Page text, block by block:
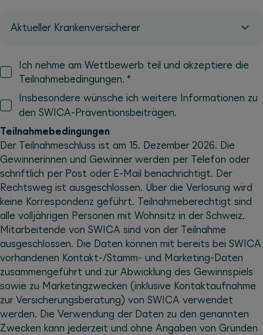
Aktueller Krankenversicherer
Ich nehme am Wettbewerb teil und akzeptiere die
Teilnahmebedingungen. *
Insbesondere wünsche ich weitere Informationen zu
den SWICA-Präventionsbeiträgen.
Teilnahmebedingungen
Der Teilnahmeschluss ist am 15. Dezember 2026. Die
Gewinnerinnen und Gewinner werden per Telefon oder
schriftlich per Post oder E-Mail benachrichtigt. Der
Rechtsweg ist ausgeschlossen. Über die Verlosung wird
keine Korrespondenz geführt. Teilnahmeberechtigt sind
alle volljährigen Personen mit Wohnsitz in der Schweiz.
Mitarbeitende von SWICA sind von der Teilnahme
ausgeschlossen. Die Daten können mit bereits bei SWICA
vorhandenen Kontakt-/Stamm- und Marketing-Daten
zusammengeführt und zur Abwicklung des Gewinnspiels
sowie zu Marketingzwecken (inklusive Kontaktaufnahme
zur Versicherungsberatung) von SWICA verwendet
werden. Die Verwendung der Daten zu den genannten
Zwecken kann jederzeit und ohne Angaben von Gründen